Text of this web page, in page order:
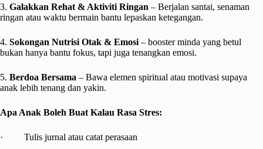
3. Galakkan Rehat & Aktiviti Ringan – Berjalan santai, senaman
ringan atau waktu bermain bantu lepaskan ketegangan.
4. Sokongan Nutrisi Otak & Emosi– booster minda yang betul
bukan hanya bantu fokus, tapi juga tenangkan emosi.
5. Berdoa Bersama – Bawa elemen spiritual atau motivasi supaya
anak lebih tenang dan yakin.
Apa Anak Boleh Buat Kalau Rasa Stres:
· Tulis jurnal atau catat perasaan